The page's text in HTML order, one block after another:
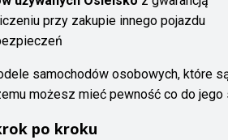
przy zakupie innego pojazdu
samochodów osobowych, które
możesz mieć pewność co do jego
po kroku